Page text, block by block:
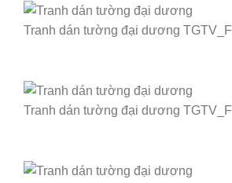
Tranh dán tường đại dương
Tranh dán tường đại dương